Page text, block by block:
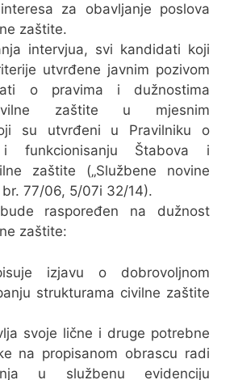
za obavljanje poslova
zaštite.
intervjua, svi kandidati koji
utvrđene javnim pozivom
o pravima i dužnostima
zaštite u mjesnim
su utvrđeni u Pravilniku o
funkcionisanju Štabova i
zaštite („Službene novine
br. 77/06, 5/07i 32/14).
raspoređen na dužnost
zaštite:
izjavu o dobrovoljnom
strukturama civilne zaštite
svoje lične i druge potrebne
na propisanom obrascu radi
u službenu evidenciju